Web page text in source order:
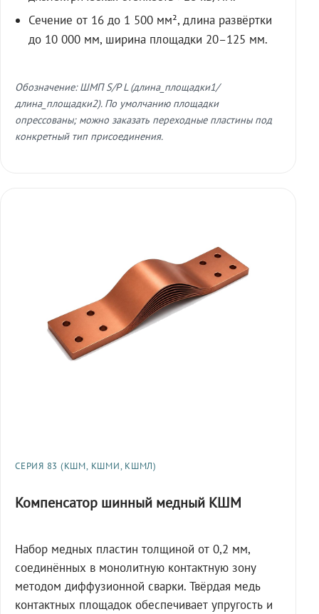
Сечение от 16 до 1 500 мм², длина развёртки
до 10 000 мм, ширина площадки 20–125 мм.
Обозначение: ШМП S/P L (длина_площадки1/
длина_площадки2). По умолчанию площадки
опрессованы; можно заказать переходные пластины под
конкретный тип присоединения.
СЕРИЯ 83 (КШМ, КШМИ, КШМЛ)
Компенсатор шинный медный КШМ
Набор медных пластин толщиной от 0,2 мм,
соединённых в монолитную контактную зону
методом диффузионной сварки. Твёрдая медь
контактных площадок обеспечивает упругость и